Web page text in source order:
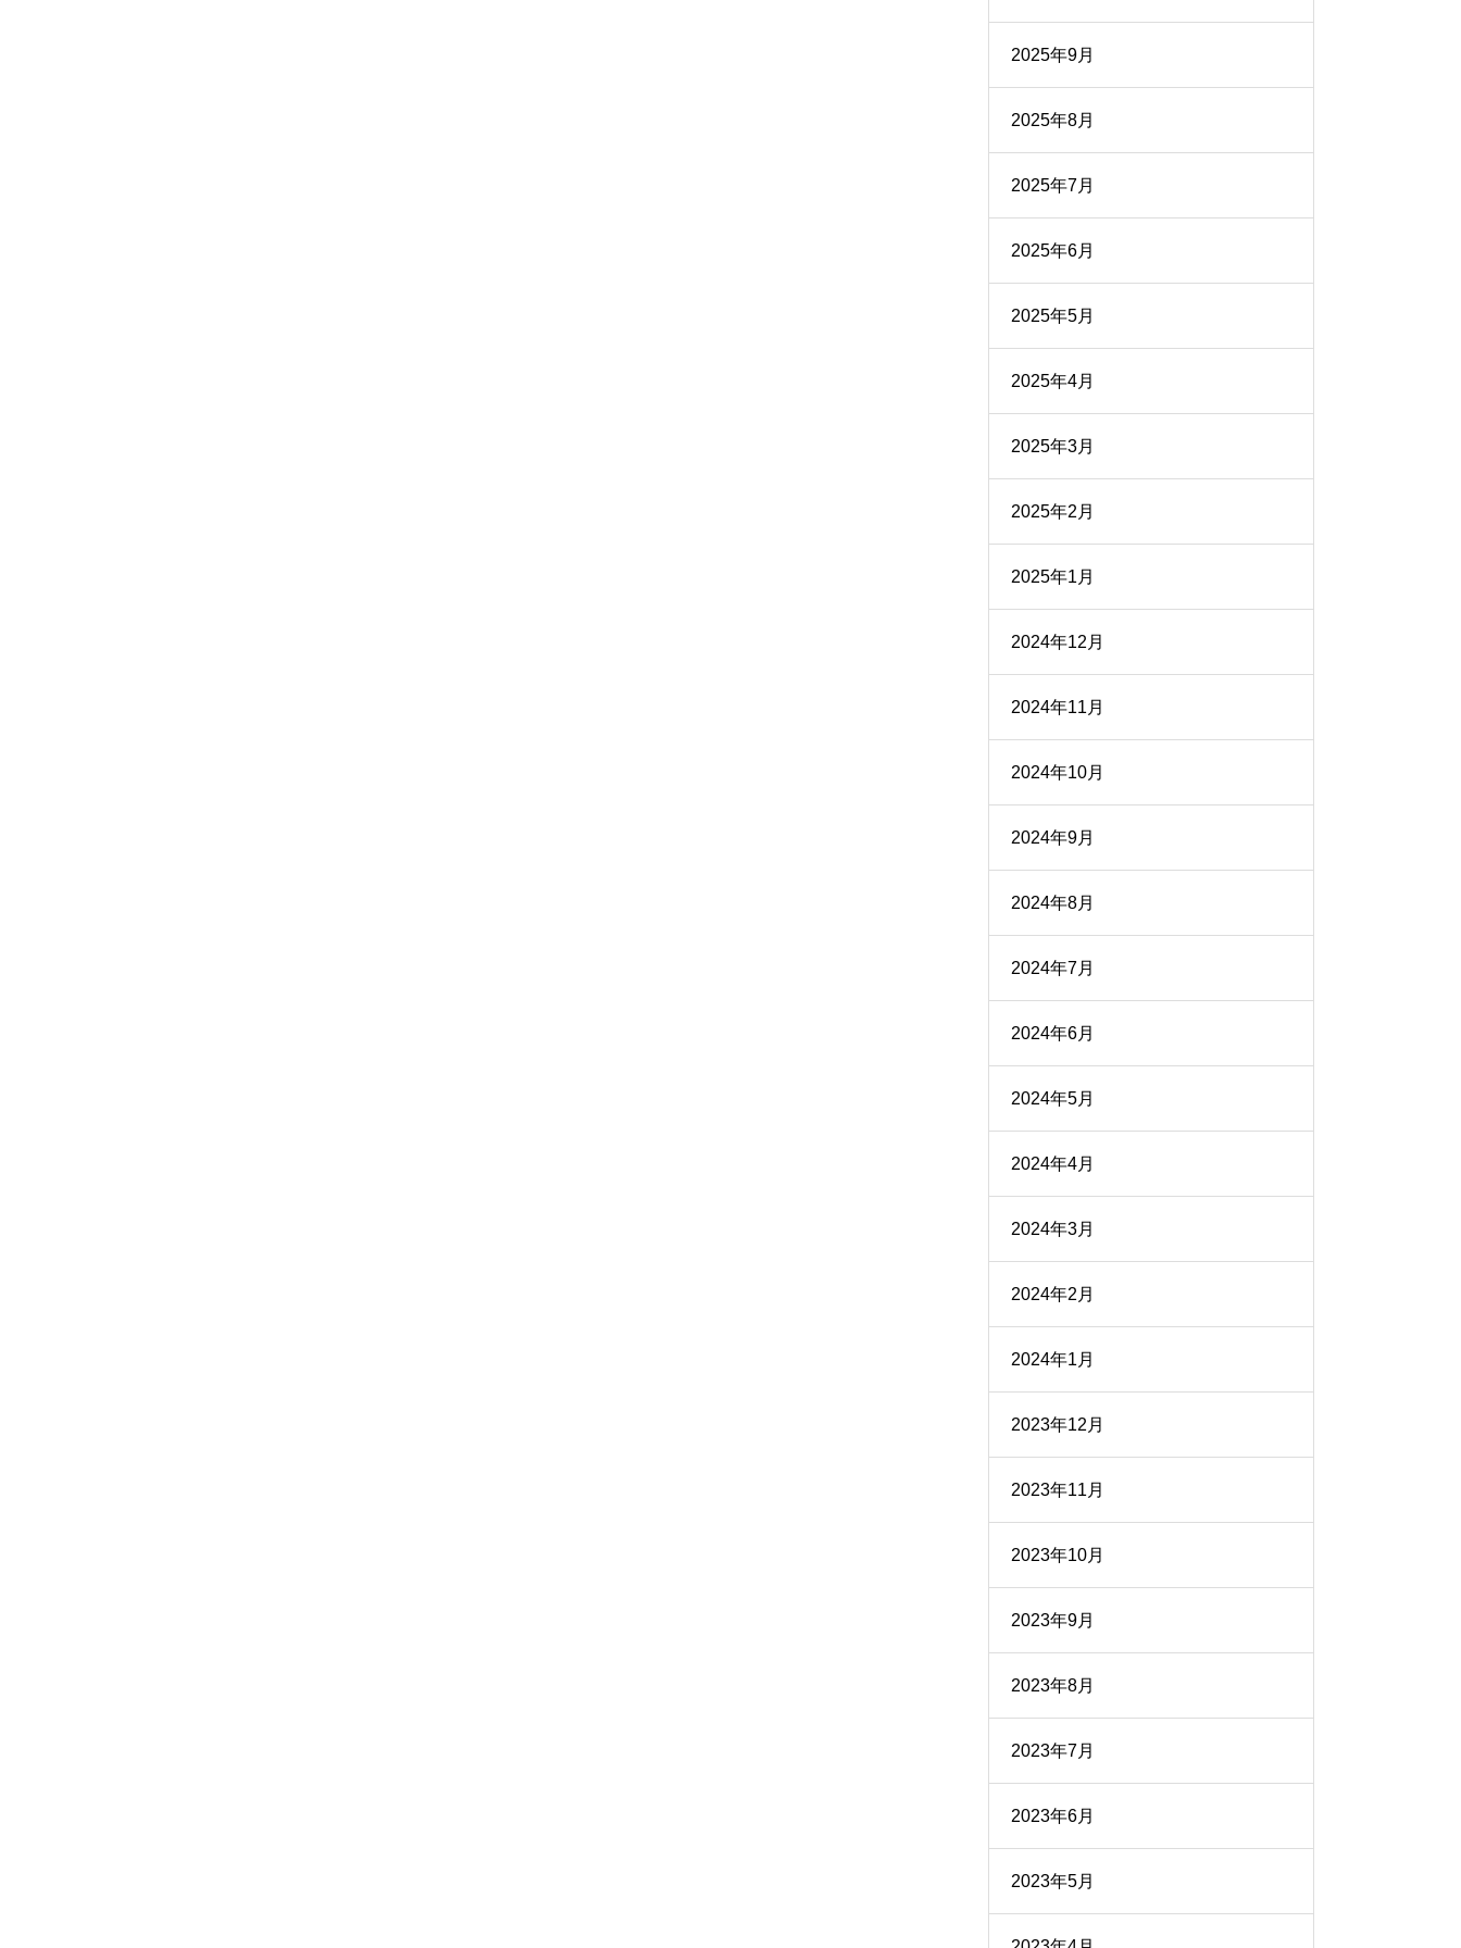
2025年9月
2025年8月
2025年7月
2025年6月
2025年5月
2025年4月
2025年3月
2025年2月
2025年1月
2024年12月
2024年11月
2024年10月
2024年9月
2024年8月
2024年7月
2024年6月
2024年5月
2024年4月
2024年3月
2024年2月
2024年1月
2023年12月
2023年11月
2023年10月
2023年9月
2023年8月
2023年7月
2023年6月
2023年5月